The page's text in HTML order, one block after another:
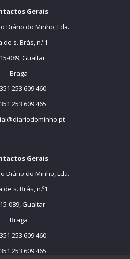
Gerais
Diário do Minho, Lda.
de s. Brás, n.º1
089, Gualtar
Braga
253 609 460
253 609 465
Gerais
Diário do Minho, Lda.
de s. Brás, n.º1
089, Gualtar
Braga
253 609 460
253 609 465